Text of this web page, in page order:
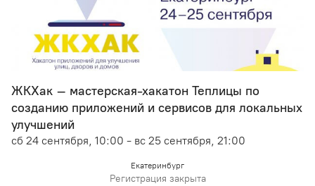
ЖКХак – мастерская-хакатон Теплицы по
созданию приложений и сервисов для локальных
улучшений
сб 24 сентября, 10:00 - вс 25 сентября, 21:00
Екатеринбург
Регистрация закрыта